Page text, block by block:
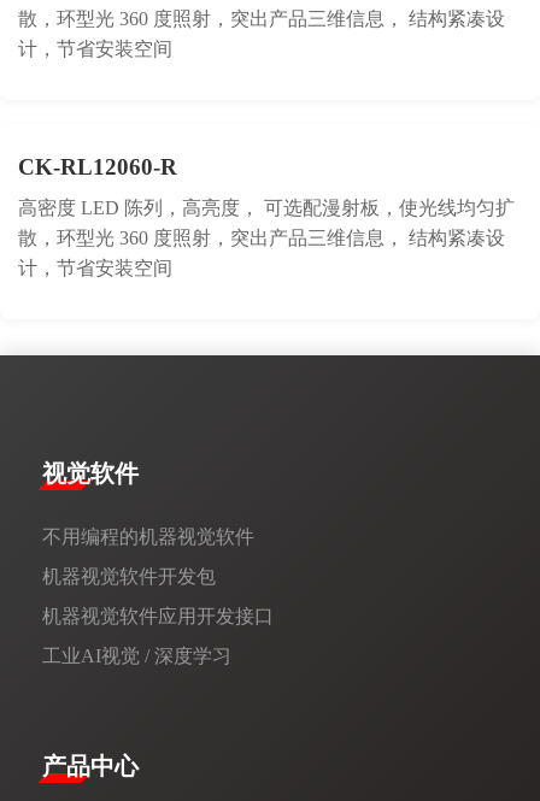
散，环型光 360 度照射，突出产品三维信息， 结构紧凑设
计，节省安装空间
CK-RL12060-R
高密度 LED 陈列，高亮度， 可选配漫射板，使光线均匀扩
散，环型光 360 度照射，突出产品三维信息， 结构紧凑设
计，节省安装空间
视觉软件
不用编程的机器视觉软件
机器视觉软件开发包
机器视觉软件应用开发接口
工业AI视觉 / 深度学习
产品中心